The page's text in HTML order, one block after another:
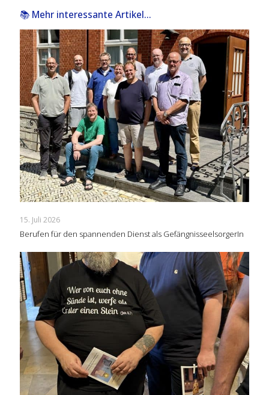
📚 Mehr interessante Artikel...
15. Juli 2026
Berufen für den spannenden Dienst als GefängnisseelsorgerIn